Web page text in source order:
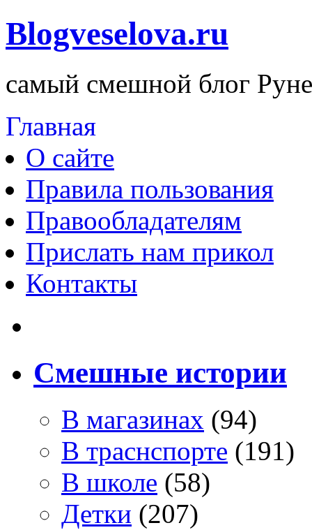
Blogveselova.ru
самый смешной блог
Главная
О сайте
Правила пользования
Правообладателям
Прислать нам прикол
Контакты
Смешные истории
В магазинах (94)
В траснспорте (191)
В школе (58)
Детки (207)